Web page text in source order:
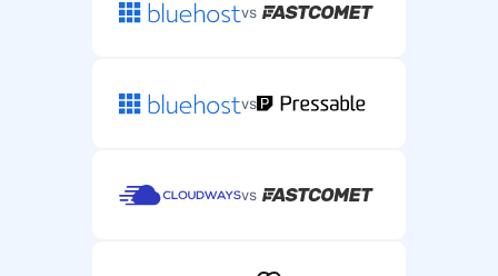
vs
vs
vs